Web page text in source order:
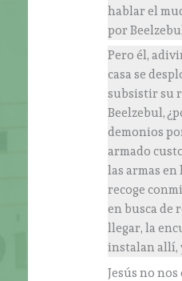
hablar el
por
Pero él,
casa se
subsistir su
Beelzebul,
demonios
armado
las armas en
recoge
en busca de
llegar, la
instalan allí,
Jesús no